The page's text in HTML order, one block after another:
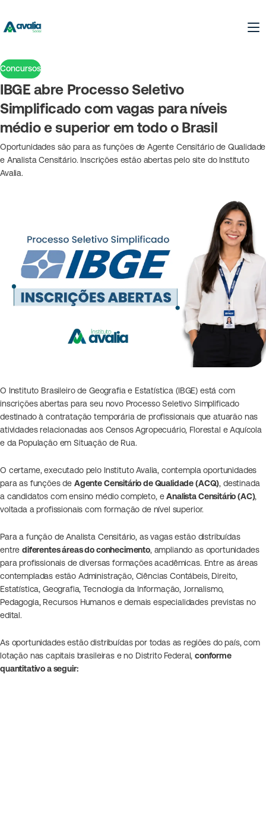
Concursos
IBGE abre Processo Seletivo
Simplificado com vagas para níveis
médio e superior em todo o Brasil
Oportunidades são para as funções de Agente Censitário de Qualidade
e Analista Censitário. Inscrições estão abertas pelo site do Instituto
Avalia.
O Instituto Brasileiro de Geografia e Estatística (IBGE) está com
inscrições abertas para seu novo Processo Seletivo Simplificado
destinado à contratação temporária de profissionais que atuarão nas
atividades relacionadas aos Censos Agropecuário, Florestal e Aquícola
e da População em Situação de Rua.
O certame, executado pelo Instituto Avalia, contempla oportunidades
para as funções de Agente Censitário de Qualidade (ACQ), destinada
a candidatos com ensino médio completo, eAnalista Censitário (AC),
voltada a profissionais com formação de nível superior.
Para a função de Analista Censitário, as vagas estão distribuídas
entrediferentes áreas do conhecimento, ampliando as oportunidades
para profissionais de diversas formações acadêmicas. Entre as áreas
contempladas estão Administração, Ciências Contábeis, Direito,
Estatística, Geografia, Tecnologia da Informação, Jornalismo,
Pedagogia, Recursos Humanos e demais especialidades previstas no
edital.
As oportunidades estão distribuídas por todas as regiões do país, com
lotação nas capitais brasileiras e no Distrito Federal,conforme
quantitativo a seguir: